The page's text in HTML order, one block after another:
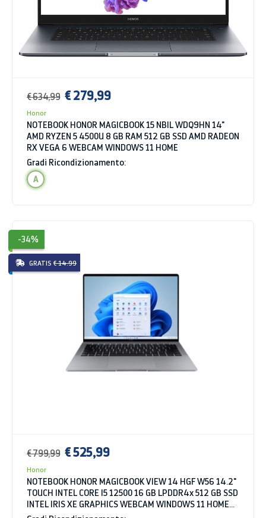
€ 634,99 € 279,99
Honor
NOTEBOOK HONOR MAGICBOOK 15 NBIL WDQ9HN 14"
AMD RYZEN 5 4500U 8 GB RAM 512 GB SSD AMD RADEON
RX VEGA 6 WEBCAM WINDOWS 11 HOME
Gradi Ricondizionamento:
A
-34%
GRATIS € 14.99
€ 799,99 € 525,99
Honor
NOTEBOOK HONOR MAGICBOOK VIEW 14 HGF W56 14.2"
TOUCH INTEL CORE I5 12500 16 GB LPDDR4x 512 GB SSD
INTEL IRIS XE GRAPHICS WEBCAM WINDOWS 11 HOME
SPACE GRAY